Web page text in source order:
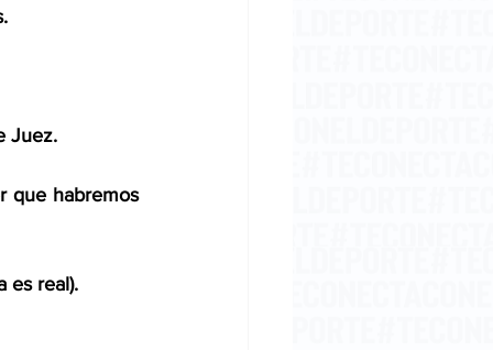
Juez.
que habremos
es real).